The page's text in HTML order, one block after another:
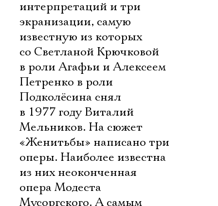
интерпретаций и три
экранизации, самую
известную из которых
со Светланой Крючковой
в роли Агафьи и Алексеем
Петренко в роли
Подколёсина снял
в 1977 году Виталий
Мельников. На сюжет
«Женитьбы» написано три
оперы. Наиболее известна
из них неоконченная
опера Модеста
Мусоргского. А самым